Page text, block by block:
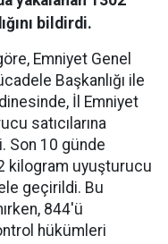
bildirdi.
Emniyet Genel
Başkanlığı ile
İl Emniyet
satıcılarına
Son 10 günde
kilogram uyuşturucu
geçirildi. Bu
844'ü
hükümleri